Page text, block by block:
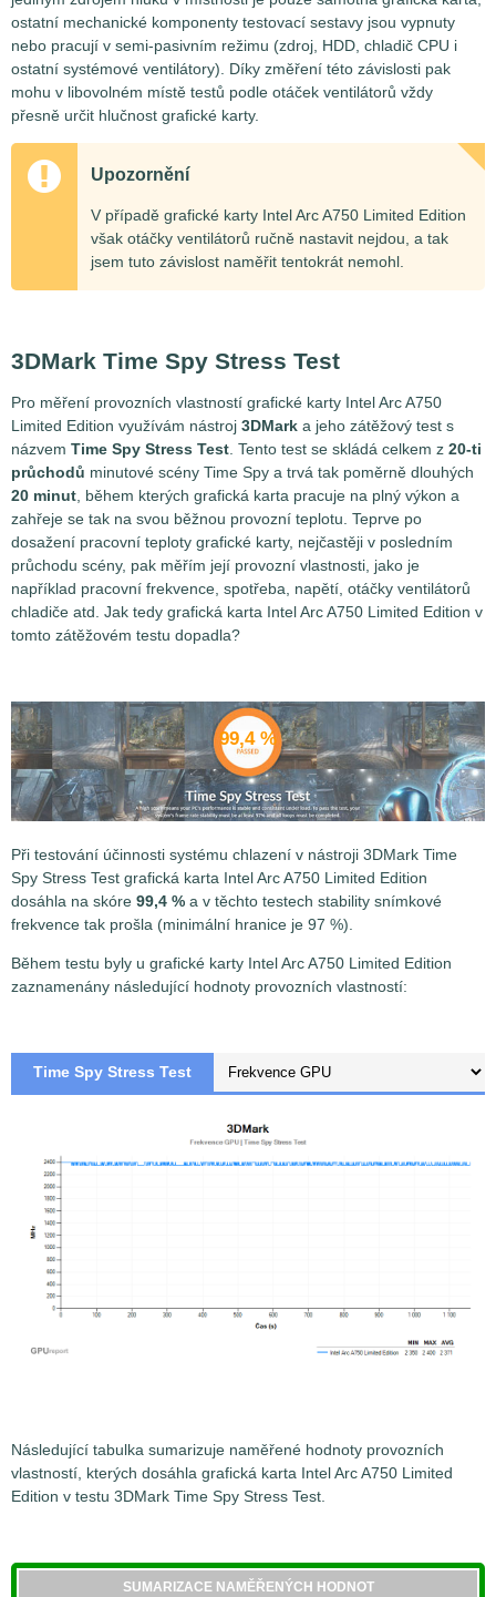
ostatní mechanické komponenty testovací sestavy jsou vypnuty
nebo pracují v semi-pasivním režimu (zdroj, HDD, chladič CPU i
ostatní systémové ventilátory). Díky změření této závislosti pak
mohu v libovolném místě testů podle otáček ventilátorů vždy
přesně určit hlučnost grafické karty.
Upozornění
V případě grafické karty Intel Arc A750 Limited Edition
však otáčky ventilátorů ručně nastavit nejdou, a tak
jsem tuto závislost naměřit tentokrát nemohl.
3DMark Time Spy Stress Test
Pro měření provozních vlastností grafické karty Intel Arc A750
Limited Edition využívám nástroj 3DMark a jeho zátěžový test s
názvem Time Spy Stress Test . Tento test se skládá celkem z 20-ti
průchodů minutové scény Time Spy a trvá tak poměrně dlouhých
20 minut , během kterých grafická karta pracuje na plný výkon a
zahřeje se tak na svou běžnou provozní teplotu. Teprve po
dosažení pracovní teploty grafické karty, nejčastěji v posledním
průchodu scény, pak měřím její provozní vlastnosti, jako je
například pracovní frekvence, spotřeba, napětí, otáčky ventilátorů
chladiče atd. Jak tedy grafická karta Intel Arc A750 Limited Edition v
tomto zátěžovém testu dopadla?
99,4 %
Při testování účinnosti systému chlazení v nástroji 3DMark Time
Spy Stress Test grafická karta Intel Arc A750 Limited Edition
dosáhla na skóre 99,4 % a v těchto testech stability snímkové
frekvence tak prošla (minimální hranice je 97 %).
Během testu byly u grafické karty Intel Arc A750 Limited Edition
zaznamenány následující hodnoty provozních vlastností:
Time Spy Stress Test
Následující tabulka sumarizuje naměřené hodnoty provozních
vlastností, kterých dosáhla grafická karta Intel Arc A750 Limited
Edition v testu 3DMark Time Spy Stress Test.
SUMARIZACE NAMĚŘENÝCH HODNOT